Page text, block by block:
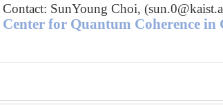
Contact: SunYoung Choi, (
Center for Quantum Coherence